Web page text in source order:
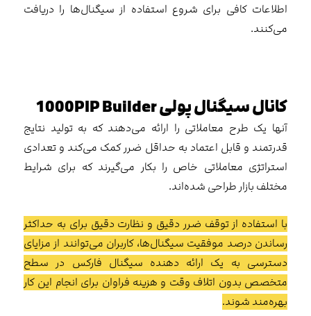
اطلاعات کافی برای شروع استفاده از سیگنال‌ها را دریافت
می‌کنند.
کانال سیگنال پولی 1000PIP Builder
آنها یک طرح معاملاتی را ارائه می‌دهند که به تولید نتایج
قدرتمند و قابل اعتماد به حداقل ضرر کمک می‌کند و تعدادی
استراتژی معاملاتی خاص را بکار می‌گیرند که برای شرایط
مختلف بازار طراحی شده‌اند.
با استفاده از توقف ضرر دقیق و نظارت دقیق برای به حداکثر
رساندن درصد موفقیت سیگنال‌ها، کاربران می‌توانند از مزایای
دسترسی به یک ارائه دهنده سیگنال فارکس در سطح
متخصص بدون اتلاف وقت و هزینه فراوان برای انجام این کار
بهره‌مند شوند.